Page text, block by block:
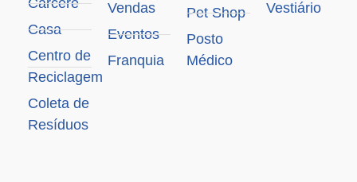
Cárcere
Casa
Centro de
Reciclagem
Coleta de
Resíduos
Vendas
Eventos
Franquia
Pet Shop
Posto
Médico
Vestiário